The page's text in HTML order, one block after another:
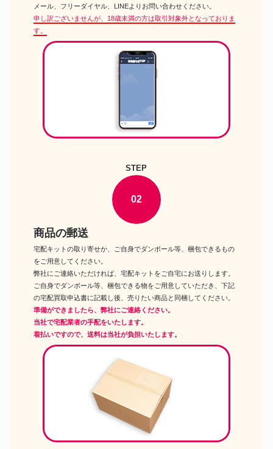
Lil’Fairy 狐の恩返し ネイリー ア
ゾンインターナショナル
ズ アナ Blyth love ANNA SUI
FASHION CWC
Dollfie Dream ドルフィードリー
ム DD 雪ミク ボークス
SILVER ver. アゾンインターナ
そらのおとしf ニンフ No.015 ア
ラクターズ No.009 ご注文はう
さぎですか?? チノ アゾンインタ
ーナショナル
ネオブライスレッドデリシャス
SD ローゼンメイデン 真紅 スー
ュア017 朝比奈みくる あさひな
みくる 涼宮ハルヒの消失 アゾン
インターナショナル
Iris Collect アイリス コレクト
かの 月夜のメイドうさぎさん ア
ゾンインターナショナル
DD Re:ゼロから始める異世界生
メール、フリーダイヤル、LINEよりお問い合わせください。
申し訳ございませんが、18歳未満の方は取引対象外となっておりま
す。
STEP
02
商品の郵送
宅配キットの取り寄せか、ご自身でダンボール等、梱包できるもの
をご用意してください。
弊社にご連絡いただければ、宅配キットをご自宅にお送りします。
ご自身でダンボール等、梱包できる物をご用意していただき、下記
の宅配買取申込書に記載し後、売りたい商品と同梱してください。
準備ができましたら、弊社にご連絡ください。
当社で宅配業者の手配をいたします。
着払いですので、送料は当社が負担いたします。